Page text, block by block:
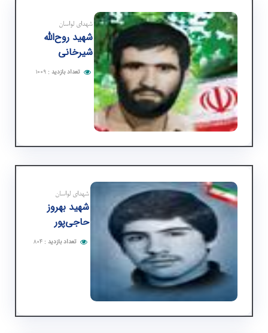
شهدای لواسان
شهید روح‌الله
شیرخانی
تعداد بازدید : ۱۰۰۹
شهدای لواسان
شهید بهروز
حاجی‌پور
تعداد بازدید : ۸۰۴